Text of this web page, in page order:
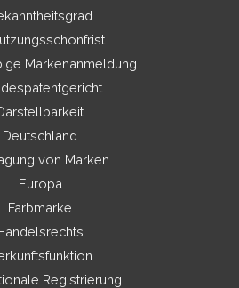
Markenanmeldung
Deutschland
von Marken
Europa
Farbmarke
Registrierung